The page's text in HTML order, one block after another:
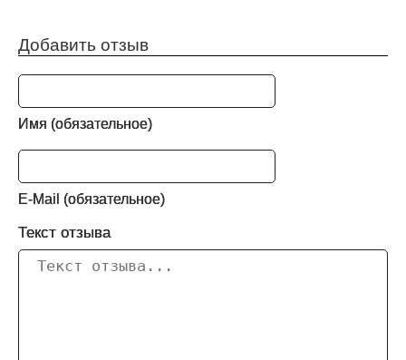
Добавить отзыв
Имя (обязательное)
E-Mail (обязательное)
Текст отзыва